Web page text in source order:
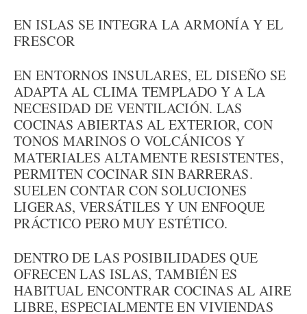
EN ISLAS SE INTEGRA LA ARMONÍA Y EL
FRESCOR
EN ENTORNOS INSULARES, EL DISEÑO SE
ADAPTA AL CLIMA TEMPLADO Y A LA
NECESIDAD DE VENTILACIÓN. LAS
COCINAS ABIERTAS AL EXTERIOR, CON
TONOS MARINOS O VOLCÁNICOS Y
MATERIALES ALTAMENTE RESISTENTES,
PERMITEN COCINAR SIN BARRERAS.
SUELEN CONTAR CON SOLUCIONES
LIGERAS, VERSÁTILES Y UN ENFOQUE
PRÁCTICO PERO MUY ESTÉTICO.
DENTRO DE LAS POSIBILIDADES QUE
OFRECEN LAS ISLAS, TAMBIÉN ES
HABITUAL ENCONTRAR COCINAS AL AIRE
LIBRE, ESPECIALMENTE EN VIVIENDAS